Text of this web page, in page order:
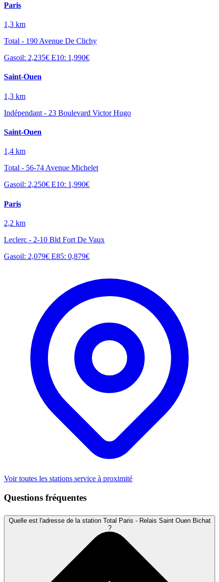
Paris
1,3 km
Total - 190 Avenue De Clichy
Gasoil: 2,235€ E10: 1,990€
Saint-Ouen
1,3 km
Indépendant - 23 Boulevard Victor Hugo
Saint-Ouen
1,4 km
Total - 56-74 Avenue Michelet
Gasoil: 2,250€ E10: 1,990€
Paris
2,2 km
Leclerc - 2-10 Bld Fort De Vaux
Gasoil: 2,079€ E85: 0,879€
Voir toutes les stations service à proximité
Questions fréquentes
Quelle est l'adresse de la station Total Paris - Relais Saint Ouen Bichat
?